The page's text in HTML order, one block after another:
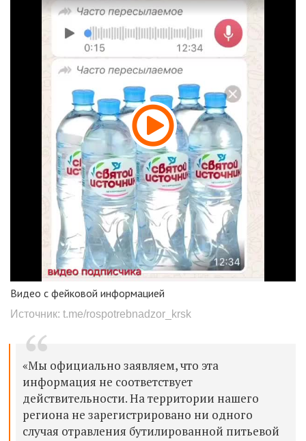
Видео с фейковой информацией
Источник: t.me/rospotrebnadzor_krsk
«Мы официально заявляем, что эта
информация не соответствует
действительности. На территории нашего
региона не зарегистрировано ни одного
случая отравления бутилированной питьевой